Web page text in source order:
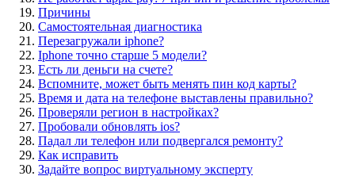
Причины
Самостоятельная диагностика
Перезагружали iphone?
Iphone точно старше 5 модели?
Есть ли деньги на счете?
Вспомните, может быть менять пин код карты?
Время и дата на телефоне выставлены правильно?
Проверяли регион в настройках?
Пробовали обновлять ios?
Падал ли телефон или подвергался ремонту?
Как исправить
Задайте вопрос виртуальному эксперту